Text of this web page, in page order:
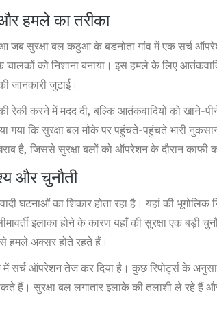
हमले का तरीका
जब सुरक्षा बल कठुआ के बडनोता गांव में एक सर्च
को निशाना बनाया। इस हमले के लिए
जानकारी जुटाई।
रेकी करने में मदद दी, बल्कि आतंकवादियों को खाने-
गया कि सुरक्षा बल मौके पर पहुंचते-पहुंचते भारी
है, जिससे सुरक्षा बलों को ऑपरेशन के दौरान काफी
और चुनौती
घटनाओं का शिकार होता रहा है। यहां की भूगोलिक
इलाका होने के कारण यहाँ की सुरक्षा एक बड़ी
हमले अक्सर होते रहते हैं।
में सर्च ऑपरेशन तेज कर दिया है। कुछ रिपोर्ट्स के
हैं। सुरक्षा बल लगातार इलाके की तलाशी ले रहे